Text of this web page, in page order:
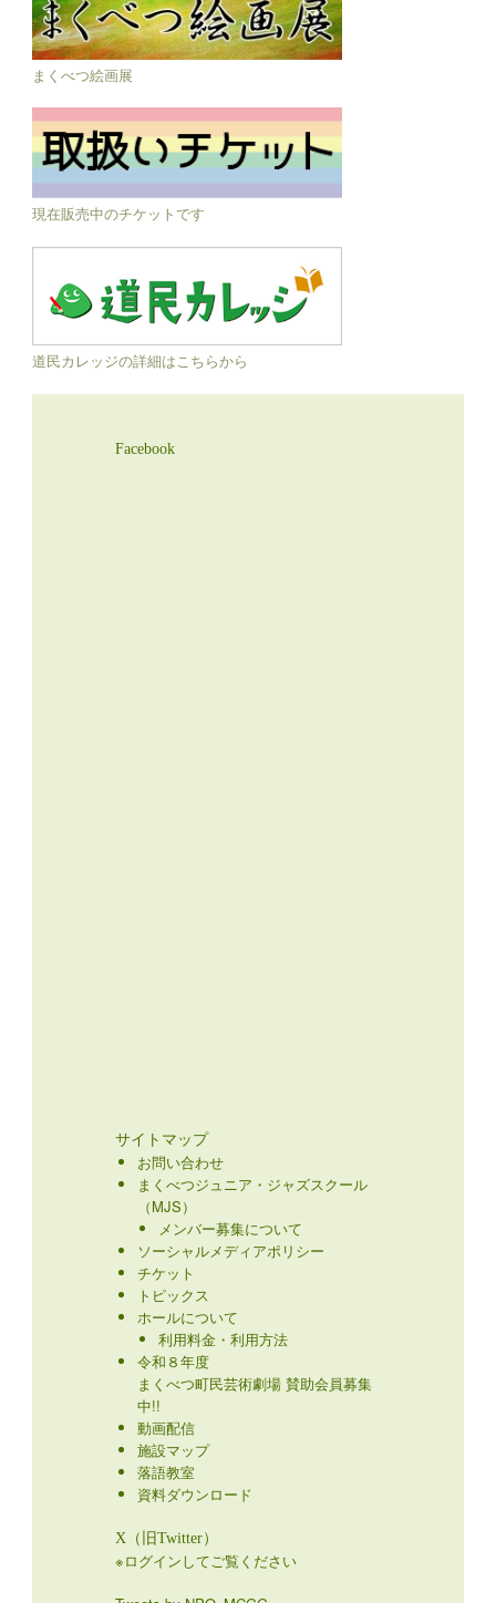
まくべつ絵画展
現在販売中のチケットです
道民カレッジの詳細はこちらから
Facebook
サイトマップ
お問い合わせ
まくべつジュニア・ジャズスクール
（MJS）
メンバー募集について
ソーシャルメディアポリシー
チケット
トピックス
ホールについて
利用料金・利用方法
令和８年度
まくべつ町民芸術劇場 賛助会員募集
中!!
動画配信
施設マップ
落語教室
資料ダウンロード
X（旧Twitter）
※ログインしてご覧ください